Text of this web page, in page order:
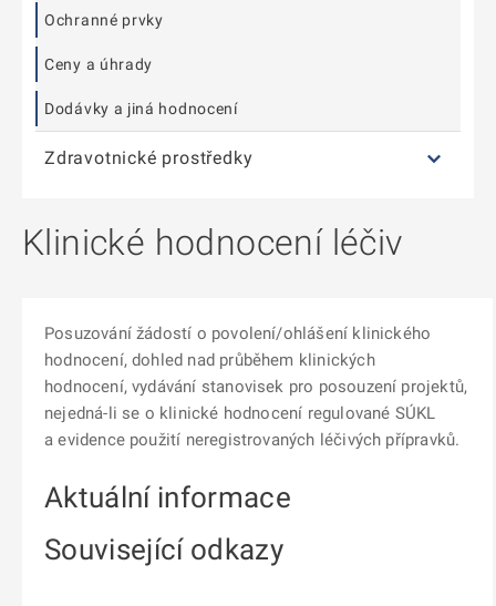
Ochranné prvky
Ceny a úhrady
Dodávky a jiná hodnocení
Zdravotnické prostředky
Klinické hodnocení léčiv
Posuzování žádostí o povolení/ohlášení klinického
hodnocení, dohled nad průběhem klinických
hodnocení, vydávání stanovisek pro posouzení projektů,
nejedná-li se o klinické hodnocení regulované SÚKL
a evidence použití neregistrovaných léčivých přípravků.
Aktuální informace
Související odkazy